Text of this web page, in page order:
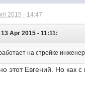
2015 - 14:47
Apr 2015 - 11:11:
на стройке
этот Евгений. Но как с